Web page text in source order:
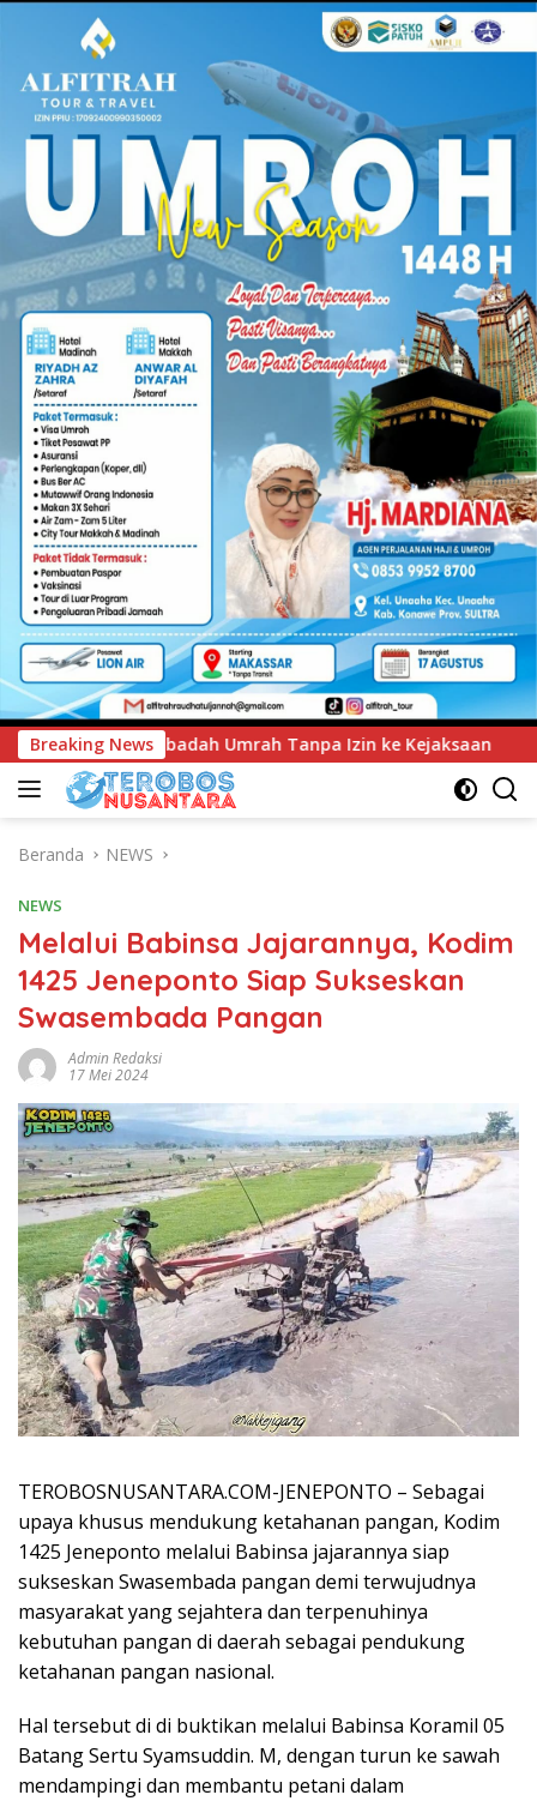
Breaking News
Izin ke Kejaksaan UNIMEN Tambah Delapan
Beranda NEWS
NEWS
Melalui Babinsa Jajarannya, Kodim
1425 Jeneponto Siap Sukseskan
Swasembada Pangan
Admin Redaksi
17 Mei 2024
TEROBOSNUSANTARA.COM-JENEPONTO – Sebagai
upaya khusus mendukung ketahanan pangan, Kodim
1425 Jeneponto melalui Babinsa jajarannya siap
sukseskan Swasembada pangan demi terwujudnya
masyarakat yang sejahtera dan terpenuhinya
kebutuhan pangan di daerah sebagai pendukung
ketahanan pangan nasional.
Hal tersebut di di buktikan melalui Babinsa Koramil 05
Batang Sertu Syamsuddin. M, dengan turun ke sawah
mendampingi dan membantu petani dalam